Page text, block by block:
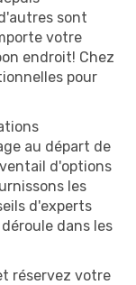
sont
votre
endroit! Chez
pour
au départ de
d'options
les
d'experts
dans les
réservez votre